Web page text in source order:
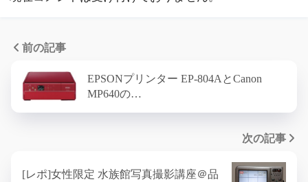
前の記事
EPSONプリンター EP-804AとCanon
MP640の…
次の記事
[レポ]女性限定 水族館写真撮影講座＠品